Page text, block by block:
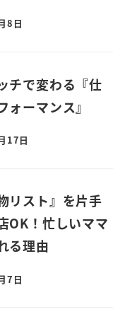
8日
チで変わる『仕
ォーマンス』
17日
リスト』を片手
OK！忙しいママ
る理由
7日